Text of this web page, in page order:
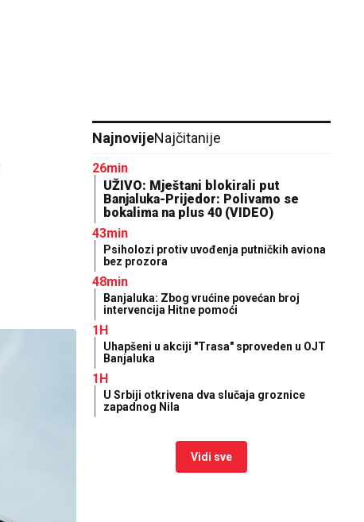
NajnovijeNajčitanije
26min
UŽIVO: Mještani blokirali put
Banjaluka-Prijedor: Polivamo se
bokalima na plus 40 (VIDEO)
43min
Psiholozi protiv uvođenja putničkih aviona
bez prozora
48min
Banjaluka: Zbog vrućine povećan broj
intervencija Hitne pomoći
1H
Uhapšeni u akciji "Trasa" sproveden u OJT
Banjaluka
1H
U Srbiji otkrivena dva slučaja groznice
zapadnog Nila
Vidi sve